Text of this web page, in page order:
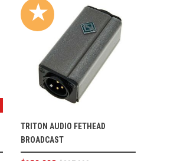
★
TRITON AUDIO FETHEAD
BROADCAST